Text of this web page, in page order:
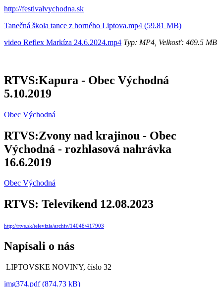
http://festivalvychodna.sk
Tanečná škola tance z horného Liptova.mp4 (59.81 MB)
video Reflex Markíza 24.6.2024.mp4 Typ: MP4, Velkosť: 469.5 MB
RTVS:Kapura - Obec Východná
5.10.2019
Obec Východná
RTVS:Zvony nad krajinou - Obec
Východná - rozhlasová nahrávka
16.6.2019
Obec Východná
RTVS: Televíkend 12.08.2023
http://rtvs.sk/televizia/archiv/14048/417903
Napísali o nás
LIPTOVSKE NOVINY, číslo 32
img374.pdf (874.73 kB)